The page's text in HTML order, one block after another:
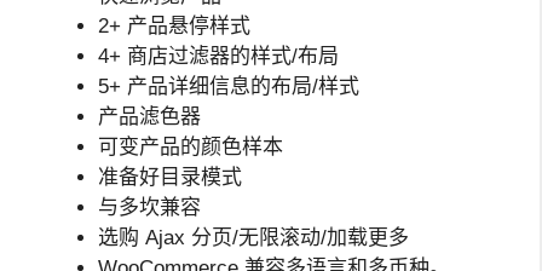
2+ 产品悬停样式
4+ 商店过滤器的样式/布局
5+ 产品详细信息的布局/样式
产品滤色器
可变产品的颜色样本
准备好目录模式
与多坎兼容
选购 Ajax 分页/无限滚动/加载更多